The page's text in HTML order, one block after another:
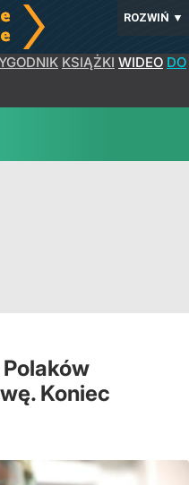
ROZWIŃ ▼
KSIĄŻKI WIDEO DO
Koniec